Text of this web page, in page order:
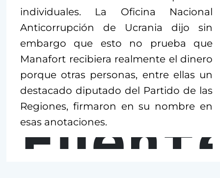
individuales. La Oficina Nacional
Anticorrupción de Ucrania dijo sin
embargo que esto no prueba que
Manafort recibiera realmente el dinero
porque otras personas, entre ellas un
destacado diputado del Partido de las
Regiones, firmaron en su nombre en
esas anotaciones.